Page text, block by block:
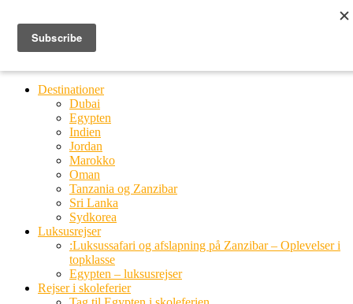
Ring til os
20 66 03 08
Destinationer
Dubai
Egypten
Indien
Jordan
Marokko
Oman
Tanzania og Zanzibar
Sri Lanka
Sydkorea
Luksusrejser
:Luksussafari og afslapning på Zanzibar – Oplevelser i
topklasse
Egypten – luksusrejser
Rejser i skoleferier